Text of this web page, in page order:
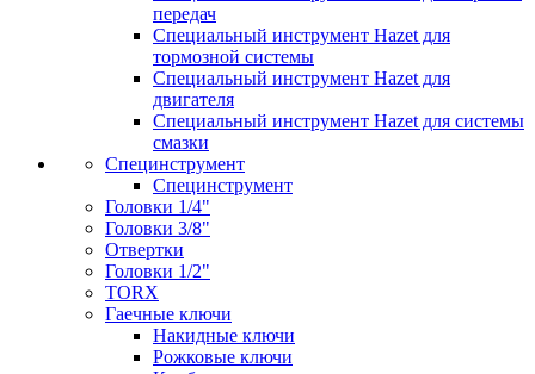
передач
Специальный инструмент Hazet для
тормозной системы
Специальный инструмент Hazet для
двигателя
Специальный инструмент Hazet для системы
смазки
Специнструмент
Специнструмент
Головки 1/4"
Головки 3/8"
Отвертки
Головки 1/2"
TORX
Гаечные ключи
Накидные ключи
Рожковые ключи